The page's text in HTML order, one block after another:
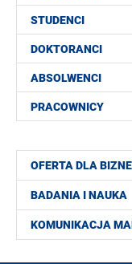
STUDENCI
DOKTORANCI
ABSOLWENCI
PRACOWNICY
OFERTA DLA
BADANIA I NAUKA
KOMUNIKACJA